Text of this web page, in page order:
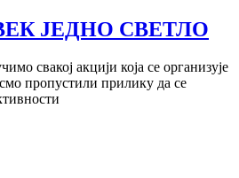
ЈЕДНО СВЕТЛО
свакој акцији која се организује
пропустили прилику да се